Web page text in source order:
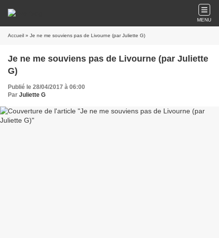
MENU
Accueil » Je ne me souviens pas de Livourne (par Juliette G)
Je ne me souviens pas de Livourne (par Juliette
G)
Publié le 28/04/2017 à 06:00
Par Juliette G